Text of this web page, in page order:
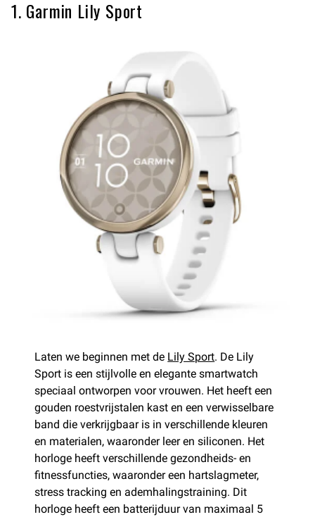
1. Garmin Lily Sport
Laten we beginnen met de Lily Sport. De Lily
Sport is een stijlvolle en elegante smartwatch
speciaal ontworpen voor vrouwen. Het heeft een
gouden roestvrijstalen kast en een verwisselbare
band die verkrijgbaar is in verschillende kleuren
en materialen, waaronder leer en siliconen. Het
horloge heeft verschillende gezondheids- en
fitnessfuncties, waaronder een hartslagmeter,
stress tracking en ademhalingstraining. Dit
horloge heeft een batterijduur van maximaal 5